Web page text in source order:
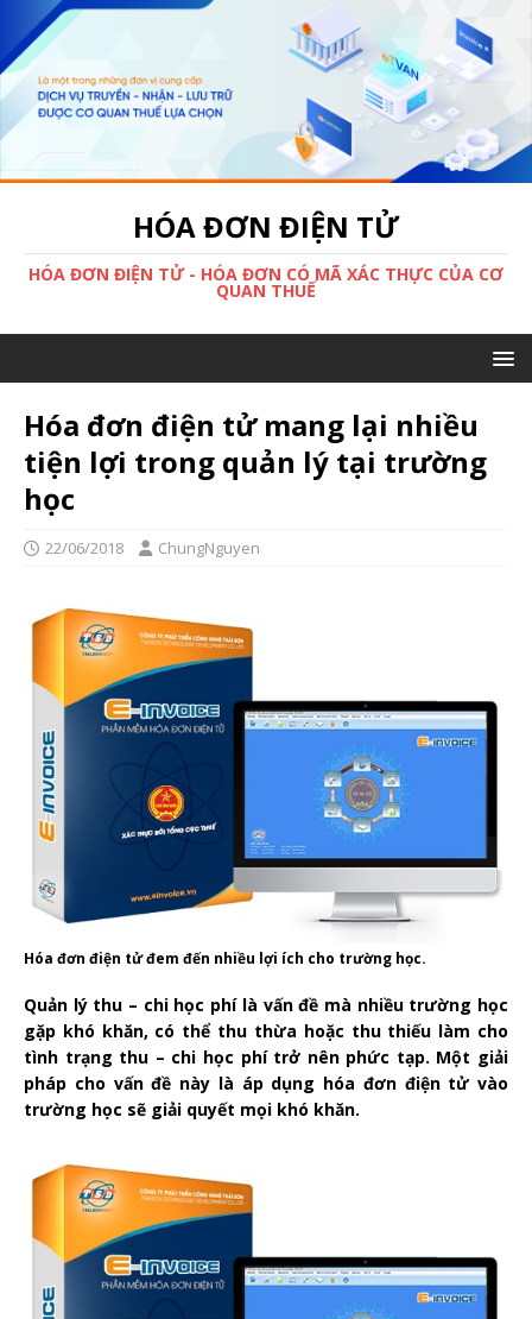
HÓA ĐƠN ĐIỆN TỬ
HÓA ĐƠN ĐIỆN TỬ - HÓA ĐƠN CÓ MÃ XÁC THỰC CỦA CƠ
QUAN THUẾ
Hóa đơn điện tử mang lại nhiều
tiện lợi trong quản lý tại trường
học
22/06/2018 ChungNguyen
Hóa đơn điện tử đem đến nhiều lợi ích cho trường học.
Quản lý thu – chi học phí là vấn đề mà nhiều trường học
gặp khó khăn, có thể thu thừa hoặc thu thiếu làm cho
tình trạng thu – chi học phí trở nên phức tạp. Một giải
pháp cho vấn đề này là áp dụng hóa đơn điện tử vào
trường học sẽ giải quyết mọi khó khăn.